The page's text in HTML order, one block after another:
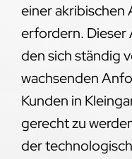
einer akribischen
erfordern. Dieser
den sich ständig
wachsenden
Kunden in
gerecht zu
der